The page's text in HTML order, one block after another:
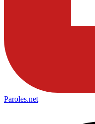
Paroles.net